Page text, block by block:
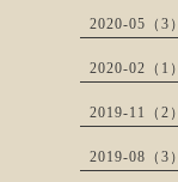
2020-05（3）
2020-02（1）
2019-11（2）
2019-08（3）